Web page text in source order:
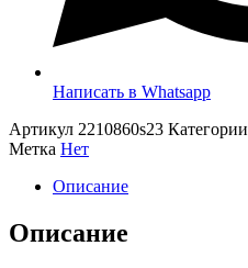
Написать в Whatsapp
Артикул 2210860s23 Категории
Метка Нет
Описание
Описание